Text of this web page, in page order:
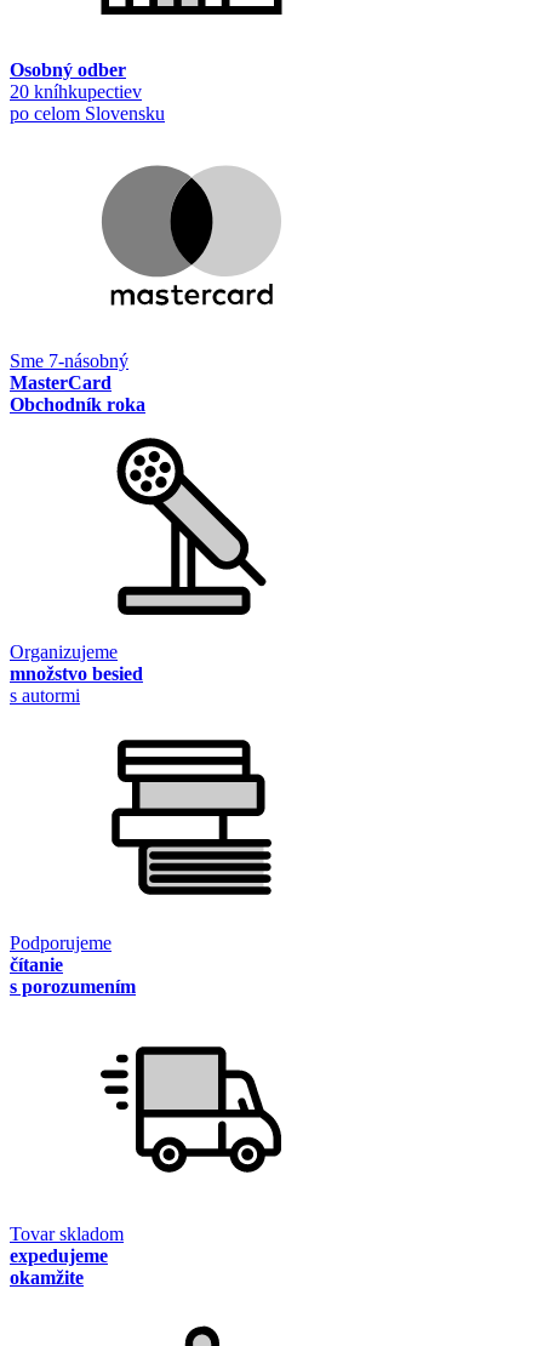
Osobný odber
20 kníhkupectiev
po celom Slovensku
Sme 7-násobný
MasterCard
Obchodník roka
Organizujeme
množstvo besied
s autormi
Podporujeme
čítanie
s porozumením
Tovar skladom
expedujeme
okamžite